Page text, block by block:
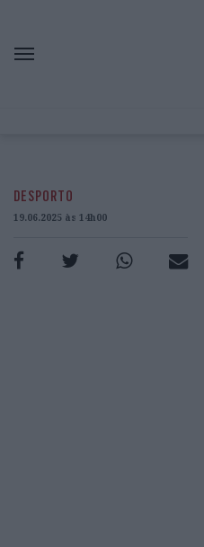
DESPORTO
19.06.2025 às 14h00